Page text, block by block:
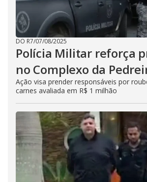
DO R7/07/08/2025
Polícia Militar reforça
no Complexo da
Ação visa prender responsáveis por
carnes avaliada em R$ 1 milhão